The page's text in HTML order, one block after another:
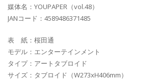
媒体名：YOUPAPER（vol.48）
JANコード：4589486371485
表 紙：桜田通
モデル：エンターテインメント
タイプ：アートタブロイド
サイズ：タブロイド（W273xH406mm）